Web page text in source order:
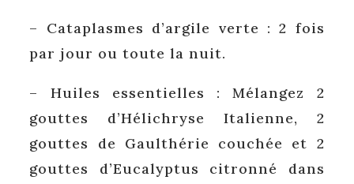
– Cataplasmes d’argile verte : 2 fois
par jour ou toute la nuit.
– Huiles essentielles : Mélangez 2
gouttes d’Hélichryse Italienne, 2
gouttes de Gaulthérie couchée et 2
gouttes d’Eucalyptus citronné dans